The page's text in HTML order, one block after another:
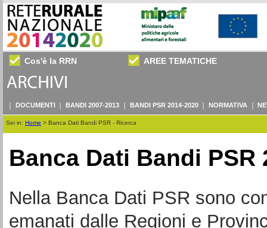
Cos'è la RRN AREE TEMATICHE
DOCUMENTI BANDI 2007-2013 BANDI PSR 2014-2020 NORMATIVA
Sei in: Home > Banca Dati Bandi PSR - Ricerca
Banca Dati Bandi PSR
Nella Banca Dati PSR sono
emanati dalle Regioni e